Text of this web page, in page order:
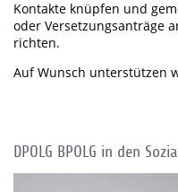
Kontakte knüpfen und
oder Versetzungsanträge
richten.
Auf Wunsch unterstützen
DPOLG BPOLG in den